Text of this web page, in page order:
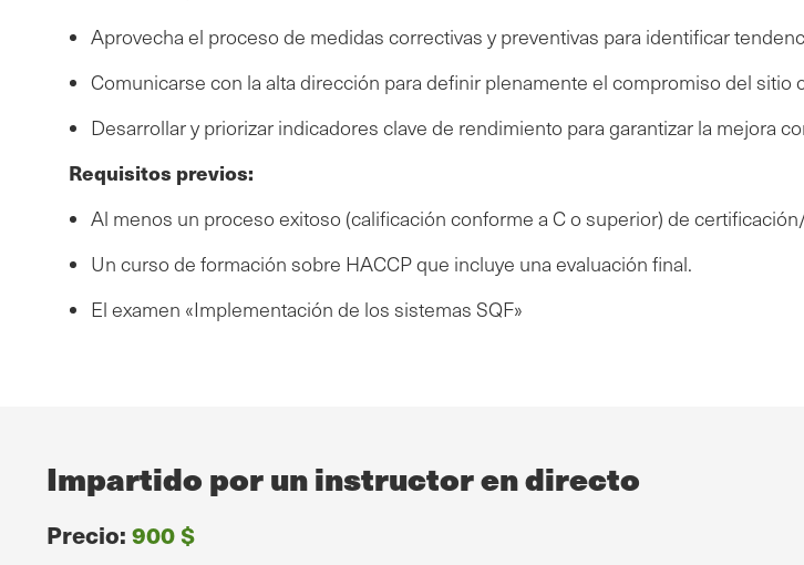
Aprovecha el proceso de medidas correctivas y preventivas para identificar
Comunicarse con la alta dirección para definir plenamente el compromiso del sitio
Desarrollar y priorizar indicadores clave de rendimiento para garantizar la mejora
Requisitos previos:
Al menos un proceso exitoso (calificación conforme a C o superior) de
Un curso de formación sobre HACCP que incluye una evaluación final.
El examen «Implementación de los sistemas SQF»
Impartido por un instructor en directo
Precio: 900 $